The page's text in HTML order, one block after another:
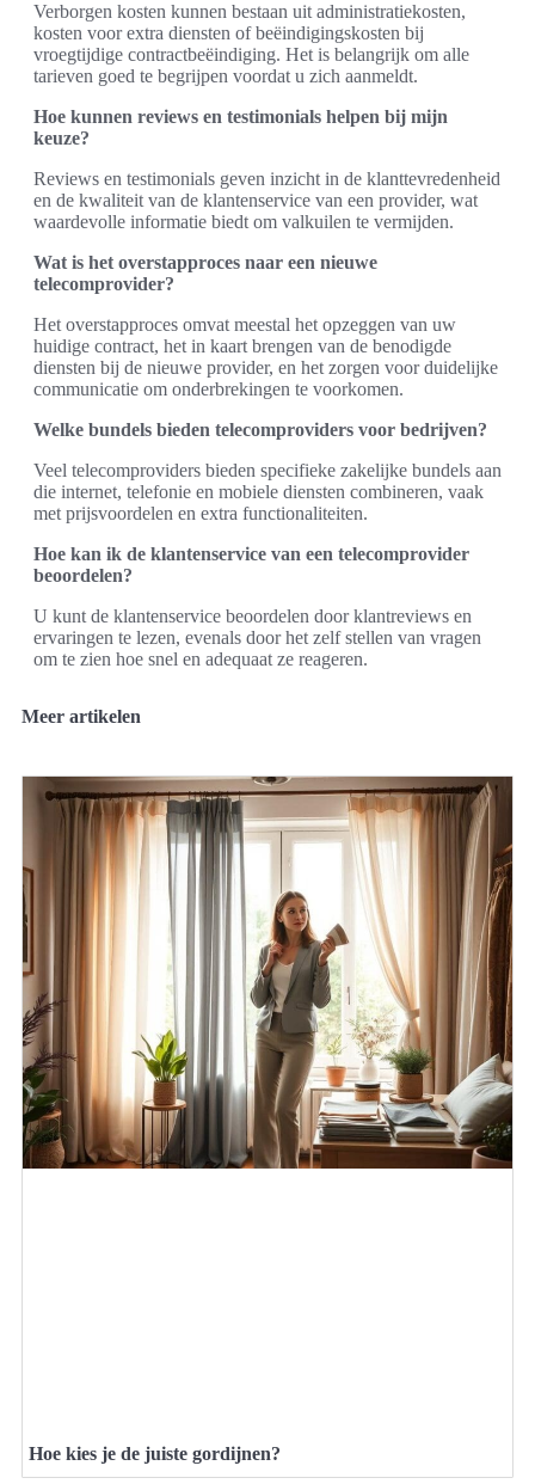
Verborgen kosten kunnen bestaan uit administratiekosten,
kosten voor extra diensten of beëindigingskosten bij
vroegtijdige contractbeëindiging. Het is belangrijk om alle
tarieven goed te begrijpen voordat u zich aanmeldt.
Hoe kunnen reviews en testimonials helpen bij mijn
keuze?
Reviews en testimonials geven inzicht in de klanttevredenheid
en de kwaliteit van de klantenservice van een provider, wat
waardevolle informatie biedt om valkuilen te vermijden.
Wat is het overstapproces naar een nieuwe
telecomprovider?
Het overstapproces omvat meestal het opzeggen van uw
huidige contract, het in kaart brengen van de benodigde
diensten bij de nieuwe provider, en het zorgen voor duidelijke
communicatie om onderbrekingen te voorkomen.
Welke bundels bieden telecomproviders voor bedrijven?
Veel telecomproviders bieden specifieke zakelijke bundels aan
die internet, telefonie en mobiele diensten combineren, vaak
met prijsvoordelen en extra functionaliteiten.
Hoe kan ik de klantenservice van een telecomprovider
beoordelen?
U kunt de klantenservice beoordelen door klantreviews en
ervaringen te lezen, evenals door het zelf stellen van vragen
om te zien hoe snel en adequaat ze reageren.
Meer artikelen
Hoe kies je de juiste gordijnen?